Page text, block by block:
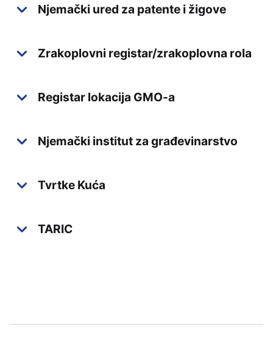
Njemački ured za patente i žigove
Zrakoplovni registar/zrakoplovna rola
Registar lokacija GMO-a
Njemački institut za građevinarstvo
Tvrtke Kuća
TARIC